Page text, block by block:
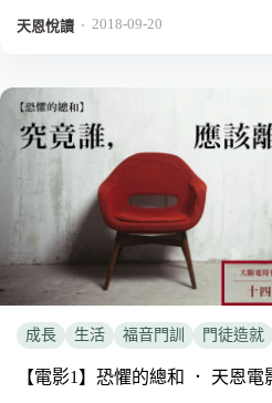
天恩悅讀 ． 2018-09-20
成長 生活 福音門訓 門徒造就
【電影1】恐懼的總和 ． 天恩